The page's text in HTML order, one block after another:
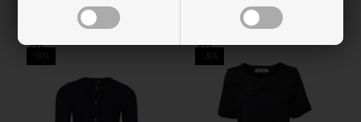
999,95 699,95
-60% -30%